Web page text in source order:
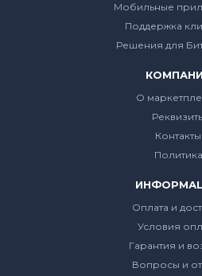
Мобильные
Поддержка
Решения для
О
Контакты
Политика
Оплата и
Условия
Гарантия и
Вопросы и